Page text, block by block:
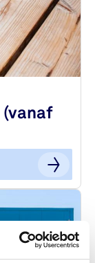
(vanaf